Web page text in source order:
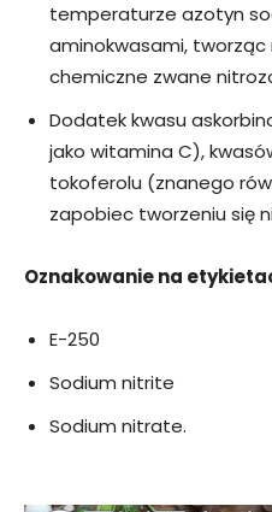
temperaturze azotyn
aminokwasami,
chemiczne zwane
Dodatek kwasu
jako witamina C),
tokoferolu (znanego
zapobiec tworzeniu się
Oznakowanie na
E-250
Sodium nitrite
Sodium nitrate.